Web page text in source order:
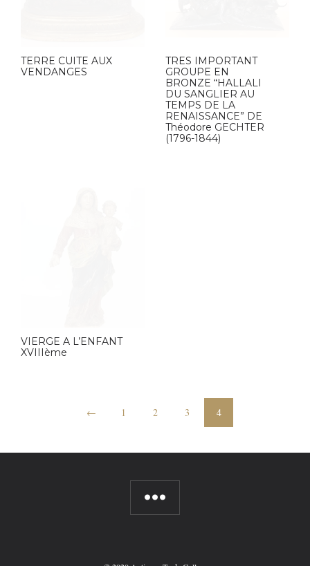
TERRE CUITE AUX
VENDANGES
TRES IMPORTANT
GROUPE EN
BRONZE “HALLALI
DU SANGLIER AU
TEMPS DE LA
RENAISSANCE” DE
Théodore GECHTER
(1796-1844)
VIERGE A L’ENFANT
XVIIIème
← 1 2 3 4